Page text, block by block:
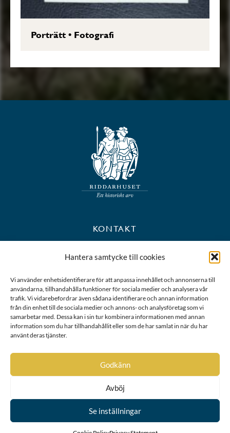
Hantera samtycke till cookies
Vi använder enhetsidentifierare för att anpassa innehållet och annonserna till
användarna, tillhandahålla funktioner för sociala medier och analysera vår
trafik. Vi vidarebefordrar även sådana identifierare och annan information
från din enhet till de sociala medier och annons- och analysföretag som vi
samarbetar med. Dessa kan i sin tur kombinera informationen med annan
information som du har tillhandahållit eller som de har samlat in när du har
använt deras tjänster.
Godkänn
Avböj
Se inställningar
Porträtt• Fotografi
KONTAKT
BESÖKS- OCH POSTADRESS
Riddarhustorget 10
Karta